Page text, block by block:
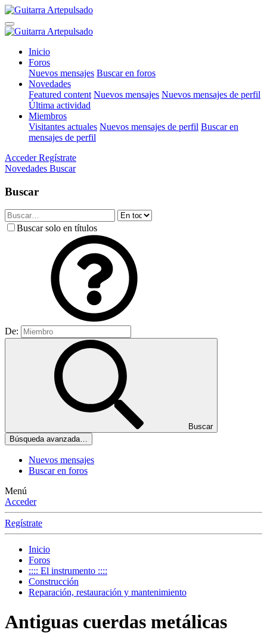
Inicio
Foros
Nuevos mensajes Buscar en foros
Novedades
Featured content Nuevos mensajes Nuevos mensajes de perfil
Última actividad
Miembros
Visitantes actuales Nuevos mensajes de perfil Buscar en
mensajes de perfil
Acceder Regístrate
Novedades Buscar
Buscar
Buscar solo en títulos
De:
Buscar
Búsqueda avanzada…
Nuevos mensajes
Buscar en foros
Menú
Acceder
Regístrate
Inicio
Foros
:::: El instrumento ::::
Construcción
Reparación, restauración y mantenimiento
Antiguas cuerdas metálicas